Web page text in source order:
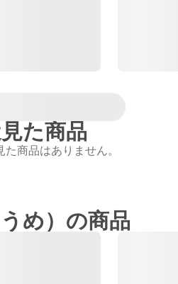
た商品
商品はありません。
め）の商品